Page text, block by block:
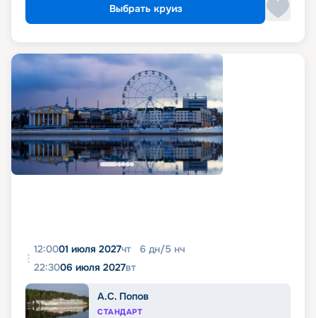
Выбрать круиз
12:0001 июля 2027чт 6 дн/5 нч
22:3006 июля 2027вт
А.С. Попов
СТАНДАРТ